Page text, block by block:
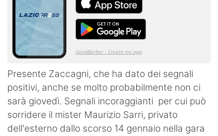
Presente Zaccagni, che ha dato dei segnali
positivi, anche se molto probabilmente non ci
sarà giovedì. Segnali incoraggianti per cui può
sorridere il mister Maurizio Sarri, privato
dell'esterno dallo scorso 14 gennaio nella gara